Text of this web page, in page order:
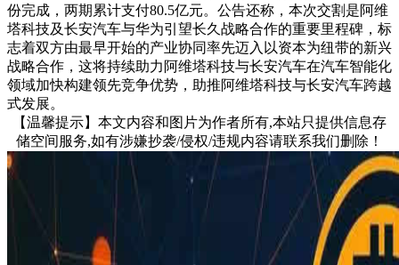
份完成，两期累计支付80.5亿元。公告还称，本次交割是阿维
塔科技及长安汽车与华为引望长久战略合作的重要里程碑，标
志着双方由最早开始的产业协同率先迈入以资本为纽带的新兴
战略合作，这将持续助力阿维塔科技与长安汽车在汽车智能化
领域加快构建领先竞争优势，助推阿维塔科技与长安汽车跨越
式发展。
【温馨提示】本文内容和图片为作者所有,本站只提供信息存
储空间服务,如有涉嫌抄袭/侵权/违规内容请联系我们删除！